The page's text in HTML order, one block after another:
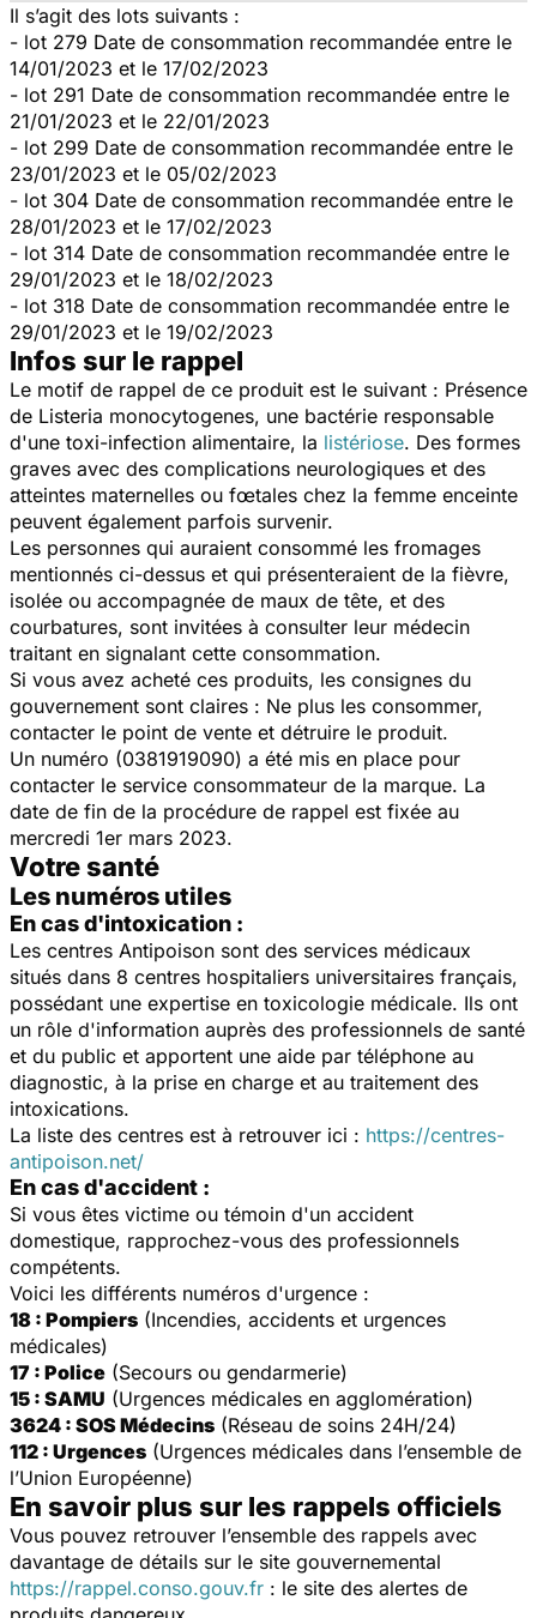
Il s’agit des lots suivants :
- lot 279 Date de consommation recommandée entre le
14/01/2023 et le 17/02/2023
- lot 291 Date de consommation recommandée entre le
21/01/2023 et le 22/01/2023
- lot 299 Date de consommation recommandée entre le
23/01/2023 et le 05/02/2023
- lot 304 Date de consommation recommandée entre le
28/01/2023 et le 17/02/2023
- lot 314 Date de consommation recommandée entre le
29/01/2023 et le 18/02/2023
- lot 318 Date de consommation recommandée entre le
29/01/2023 et le 19/02/2023
Infos sur le rappel
Le motif de rappel de ce produit est le suivant : Présence
de Listeria monocytogenes, une bactérie responsable
d'une toxi-infection alimentaire, la listériose. Des formes
graves avec des complications neurologiques et des
atteintes maternelles ou fœtales chez la femme enceinte
peuvent également parfois survenir.
Les personnes qui auraient consommé les fromages
mentionnés ci-dessus et qui présenteraient de la fièvre,
isolée ou accompagnée de maux de tête, et des
courbatures, sont invitées à consulter leur médecin
traitant en signalant cette consommation.
Si vous avez acheté ces produits, les consignes du
gouvernement sont claires : Ne plus les consommer,
contacter le point de vente et détruire le produit.
Un numéro (0381919090) a été mis en place pour
contacter le service consommateur de la marque. La
date de fin de la procédure de rappel est fixée au
mercredi 1er mars 2023.
Votre santé
Les numéros utiles
En cas d'intoxication :
Les centres Antipoison sont des services médicaux
situés dans 8 centres hospitaliers universitaires français,
possédant une expertise en toxicologie médicale. Ils ont
un rôle d'information auprès des professionnels de santé
et du public et apportent une aide par téléphone au
diagnostic, à la prise en charge et au traitement des
intoxications.
La liste des centres est à retrouver ici : https://centres-
antipoison.net/
En cas d'accident :
Si vous êtes victime ou témoin d'un accident
domestique, rapprochez-vous des professionnels
compétents.
Voici les différents numéros d'urgence :
18 : Pompiers (Incendies, accidents et urgences
médicales)
17 : Police (Secours ou gendarmerie)
15 : SAMU (Urgences médicales en agglomération)
3624 : SOS Médecins (Réseau de soins 24H/24)
112 : Urgences (Urgences médicales dans l’ensemble de
l’Union Européenne)
En savoir plus sur les rappels officiels
Vous pouvez retrouver l’ensemble des rappels avec
davantage de détails sur le site gouvernemental
https://rappel.conso.gouv.fr : le site des alertes de